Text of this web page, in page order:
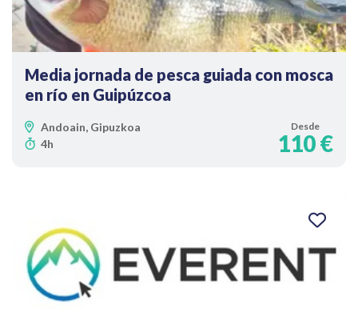
Media jornada de pesca guiada con mosca
en río en Guipúzcoa
Andoain, Gipuzkoa
4h
Desde
110 €